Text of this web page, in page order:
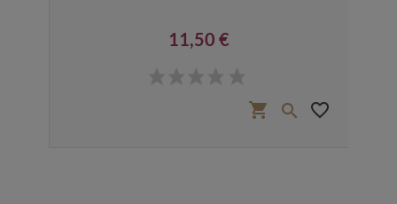
11,50 €
shopping_cart  favorite_border